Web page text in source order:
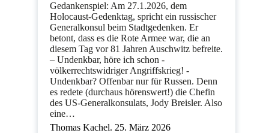
Gedankenspiel: Am 27.1.2026, dem
Holocaust-Gedenktag, spricht ein russischer
Generalkonsul beim Stadtgedenken. Er
betont, dass es die Rote Armee war, die an
diesem Tag vor 81 Jahren Auschwitz befreite.
– Undenkbar, höre ich schon -
völkerrechtswidriger Angriffskrieg! -
Undenkbar? Offenbar nur für Russen. Denn
es redete (durchaus hörenswert!) die Chefin
des US-Generalkonsulats, Jody Breisler. Also
eine…
Thomas Kachel. 25. März 2026